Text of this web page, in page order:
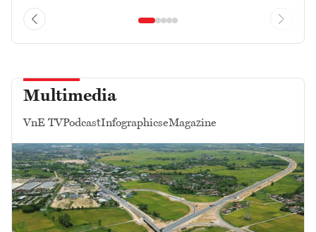
Multimedia
VnE TVPodcastInfographicseMagazine